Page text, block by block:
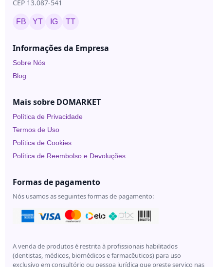
CEP 13.087-541
FB YT IG TT
Informações da Empresa
Sobre Nós
Blog
Mais sobre DOMARKET
Política de Privacidade
Termos de Uso
Política de Cookies
Política de Reembolso e Devoluções
Formas de pagamento
Nós usamos as seguintes formas de pagamento:
A venda de produtos é restrita à profissionais habilitados
(dentistas, médicos, biomédicos e farmacêuticos) para uso
exclusivo em consultório ou pessoa jurídica que preste serviço nas